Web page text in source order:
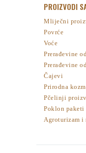
PROIZVODI
Mliječni
Povrće
Voće
Prerađevine
Prerađevine
Čajevi
Prirodna
Pčelinji
Poklon paketi
Agroturizam i